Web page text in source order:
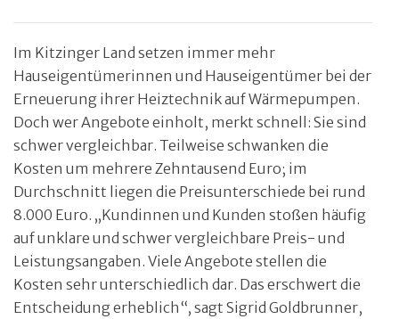
Im Kitzinger Land setzen immer mehr
Hauseigentümerinnen und Hauseigentümer bei der
Erneuerung ihrer Heiztechnik auf Wärmepumpen.
Doch wer Angebote einholt, merkt schnell: Sie sind
schwer vergleichbar. Teilweise schwanken die
Kosten um mehrere Zehntausend Euro; im
Durchschnitt liegen die Preisunterschiede bei rund
8.000 Euro. „Kundinnen und Kunden stoßen häufig
auf unklare und schwer vergleichbare Preis- und
Leistungsangaben. Viele Angebote stellen die
Kosten sehr unterschiedlich dar. Das erschwert die
Entscheidung erheblich“, sagt Sigrid Goldbrunner,